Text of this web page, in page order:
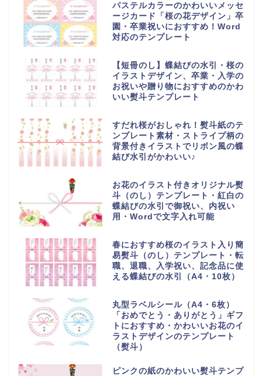
パステルカラーのかわいいメッセ
ージカード「桜の花デザイン」卒
園・卒業祝いにおすすめ！Word
対応のテンプレート
【短冊のし】蝶結びの水引・桜の
イラストデザイン、卒業・入学の
お祝いや贈り物におすすめのかわ
いい熨斗テンプレート
すだれ桜がおしゃれ！熨斗紙のテ
ンプレート素材・ストライプ柄の
背景付きイラストでリボン風の蝶
結び水引がかわいい♪
お花のイラスト付きオリジナル熨
斗（のし）テンプレート・紅白の
蝶結びの水引で御祝い、内祝い
用・Wordで文字入れ可能
春におすすめ桜のイラスト入り簡
易熨斗（のし）テンプレート・転
職、退職、入学祝い、記念品に使
える蝶結びの水引（A4・10枚）
丸型ラベルシール（A4・6枚）
「おめでとう・ありがとう」ギフ
トにおすすめ・かわいいお花のイ
ラストデザインのテンプレート
（熨斗）
ピンクの紙のかわいい熨斗テンプ